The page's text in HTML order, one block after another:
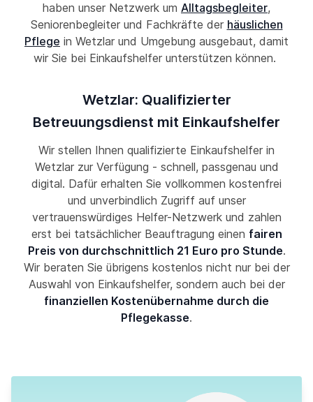
haben unser Netzwerk um Alltagsbegleiter,
Seniorenbegleiter und Fachkräfte der häuslichen
Pflege in Wetzlar und Umgebung ausgebaut, damit
wir Sie bei Einkaufshelfer unterstützen können.
Wetzlar: Qualifizierter
Betreuungsdienst mit Einkaufshelfer
Wir stellen Ihnen qualifizierte Einkaufshelfer in
Wetzlar zur Verfügung - schnell, passgenau und
digital. Dafür erhalten Sie vollkommen kostenfrei
und unverbindlich Zugriff auf unser
vertrauenswürdiges Helfer-Netzwerk und zahlen
erst bei tatsächlicher Beauftragung einen fairen
Preis von durchschnittlich 21 Euro pro Stunde.
Wir beraten Sie übrigens kostenlos nicht nur bei der
Auswahl von Einkaufshelfer, sondern auch bei der
finanziellen Kostenübernahme durch die
Pflegekasse.